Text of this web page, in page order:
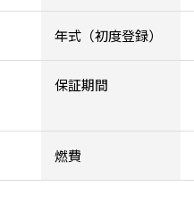
年式（初度登録）
保証期間
燃費